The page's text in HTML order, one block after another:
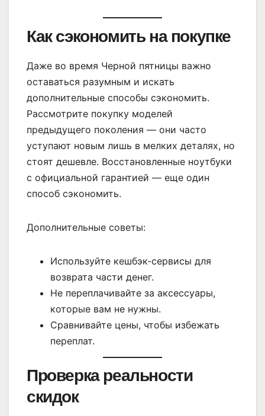
Как сэкономить на покупке
Даже во время Черной пятницы важно
оставаться разумным и искать
дополнительные способы сэкономить.
Рассмотрите покупку моделей
предыдущего поколения — они часто
уступают новым лишь в мелких деталях, но
стоят дешевле. Восстановленные ноутбуки
с официальной гарантией — еще один
способ сэкономить.
Дополнительные советы:
Используйте кешбэк-сервисы для
возврата части денег.
Не переплачивайте за аксессуары,
которые вам не нужны.
Сравнивайте цены, чтобы избежать
переплат.
Проверка реальности
скидок